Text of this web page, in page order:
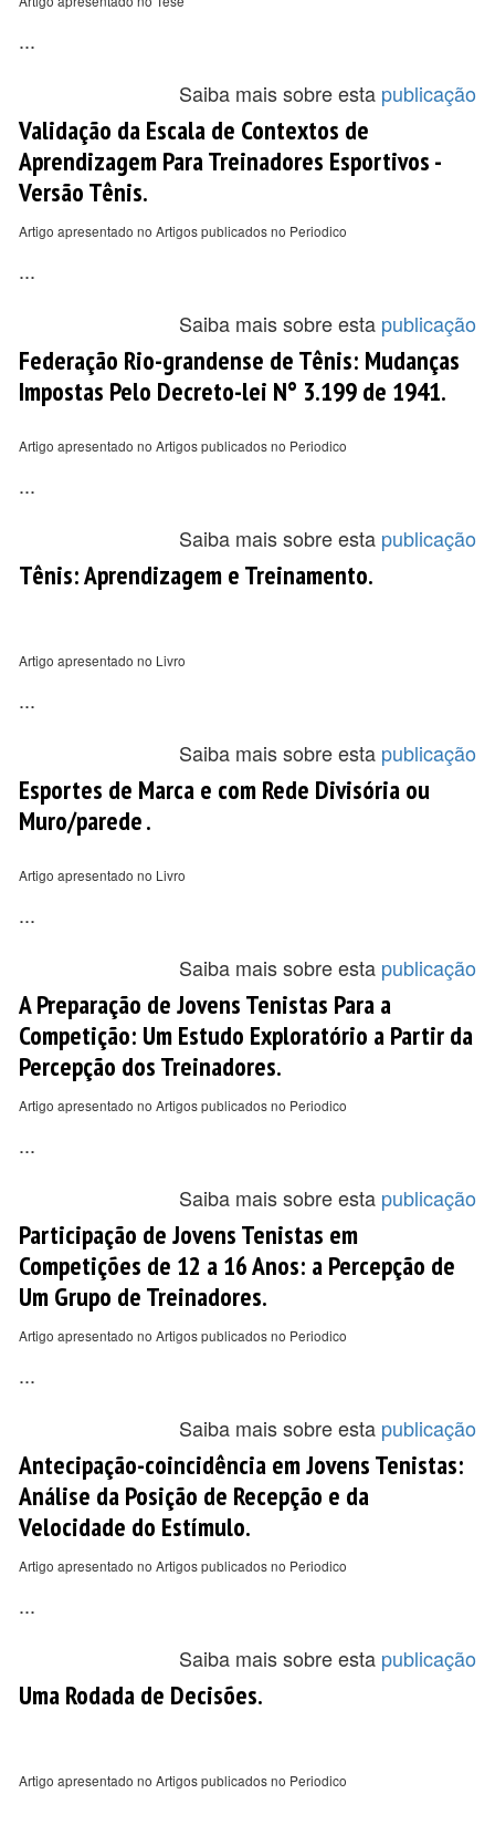
...
Saiba mais sobre esta publicação
Validação da Escala de Contextos de
Aprendizagem Para Treinadores Esportivos -
Versão Tênis.
Artigo apresentado no Artigos publicados no Periodico
...
Saiba mais sobre esta publicação
Federação Rio-grandense de Tênis: Mudanças
Impostas Pelo Decreto-lei N° 3.199 de 1941.
Artigo apresentado no Artigos publicados no Periodico
...
Saiba mais sobre esta publicação
Tênis: Aprendizagem e Treinamento.
Artigo apresentado no Livro
...
Saiba mais sobre esta publicação
Esportes de Marca e com Rede Divisória ou
Muro/parede .
Artigo apresentado no Livro
...
Saiba mais sobre esta publicação
A Preparação de Jovens Tenistas Para a
Competição: Um Estudo Exploratório a Partir da
Percepção dos Treinadores.
Artigo apresentado no Artigos publicados no Periodico
...
Saiba mais sobre esta publicação
Participação de Jovens Tenistas em
Competições de 12 a 16 Anos: a Percepção de
Um Grupo de Treinadores.
Artigo apresentado no Artigos publicados no Periodico
...
Saiba mais sobre esta publicação
Antecipação-coincidência em Jovens Tenistas:
Análise da Posição de Recepção e da
Velocidade do Estímulo.
Artigo apresentado no Artigos publicados no Periodico
...
Saiba mais sobre esta publicação
Uma Rodada de Decisões.
Artigo apresentado no Artigos publicados no Periodico